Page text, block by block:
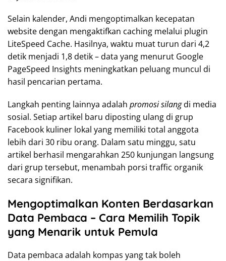
Selain kalender, Andi mengoptimalkan kecepatan
website dengan mengaktifkan caching melalui plugin
LiteSpeed Cache. Hasilnya, waktu muat turun dari 4,2
detik menjadi 1,8 detik – data yang menurut Google
PageSpeed Insights meningkatkan peluang muncul di
hasil pencarian pertama.
Langkah penting lainnya adalah promosi silangdi media
sosial. Setiap artikel baru diposting ulang di grup
Facebook kuliner lokal yang memiliki total anggota
lebih dari 30 ribu orang. Dalam satu minggu, satu
artikel berhasil mengarahkan 250 kunjungan langsung
dari grup tersebut, menambah porsi traffic organik
secara signifikan.
Mengoptimalkan Konten Berdasarkan
Data Pembaca – Cara Memilih Topik
yang Menarik untuk Pemula
Data pembaca adalah kompas yang tak boleh